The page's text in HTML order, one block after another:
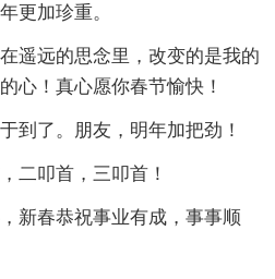
更加珍重。
遥远的思念里，改变的是我的
心！真心愿你春节愉快！
到了。朋友，明年加把劲！
二叩首，三叩首！
新春恭祝事业有成，事事顺